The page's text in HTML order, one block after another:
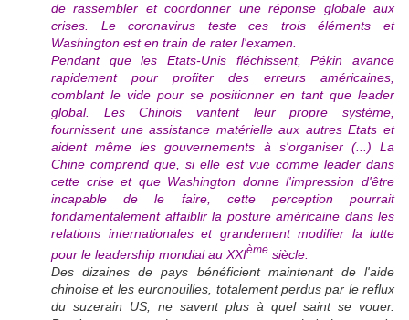
de rassembler et coordonner une réponse globale aux
crises. Le coronavirus teste ces trois éléments et
Washington est en train de rater l'examen.
Pendant que les Etats-Unis fléchissent, Pékin avance
rapidement pour profiter des erreurs américaines,
comblant le vide pour se positionner en tant que leader
global. Les Chinois vantent leur propre système,
fournissent une assistance matérielle aux autres Etats et
aident même les gouvernements à s'organiser (...) La
Chine comprend que, si elle est vue comme leader dans
cette crise et que Washington donne l'impression d'être
incapable de le faire, cette perception pourrait
fondamentalement affaiblir la posture américaine dans les
relations internationales et grandement modifier la lutte
pour le leadership mondial au XXIème siècle.
Des dizaines de pays bénéficient maintenant de l'aide
chinoise et les euronouilles, totalement perdus par le reflux
du suzerain US, ne savent plus à quel saint se vouer.